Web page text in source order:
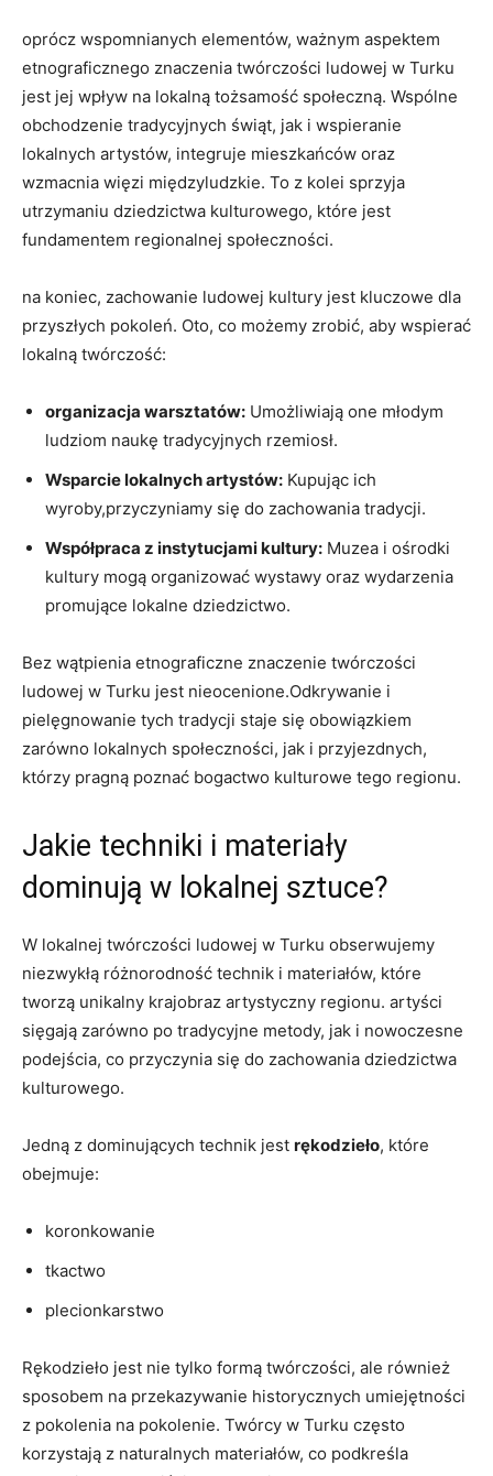
oprócz wspomnianych elementów, ważnym aspektem
etnograficznego znaczenia twórczości ludowej w Turku
jest jej wpływ na lokalną tożsamość społeczną. Wspólne
obchodzenie tradycyjnych świąt, jak i wspieranie
lokalnych artystów, integruje mieszkańców oraz
wzmacnia więzi międzyludzkie. To z kolei sprzyja
utrzymaniu dziedzictwa kulturowego, które jest
fundamentem regionalnej społeczności.
na koniec, zachowanie ludowej kultury jest kluczowe dla
przyszłych pokoleń. Oto, co możemy zrobić, aby wspierać
lokalną twórczość:
organizacja warsztatów: Umożliwiają one młodym
ludziom naukę tradycyjnych rzemiosł.
Wsparcie lokalnych artystów: Kupując ich
wyroby,przyczyniamy się do zachowania tradycji.
Współpraca z instytucjami kultury: Muzea i ośrodki
kultury mogą organizować wystawy oraz wydarzenia
promujące lokalne dziedzictwo.
Bez wątpienia etnograficzne znaczenie twórczości
ludowej w Turku jest nieocenione.Odkrywanie i
pielęgnowanie tych tradycji staje się obowiązkiem
zarówno lokalnych społeczności, jak i przyjezdnych,
którzy pragną poznać bogactwo kulturowe tego regionu.
Jakie techniki i materiały
dominują w lokalnej sztuce?
W lokalnej twórczości ludowej w Turku obserwujemy
niezwykłą różnorodność technik i materiałów, które
tworzą unikalny krajobraz artystyczny regionu. artyści
sięgają zarówno po tradycyjne metody, jak i nowoczesne
podejścia, co przyczynia się do zachowania dziedzictwa
kulturowego.
Jedną z dominujących technik jest rękodzieło, które
obejmuje:
koronkowanie
tkactwo
plecionkarstwo
Rękodzieło jest nie tylko formą twórczości, ale również
sposobem na przekazywanie historycznych umiejętności
z pokolenia na pokolenie. Twórcy w Turku często
korzystają z naturalnych materiałów, co podkreśla